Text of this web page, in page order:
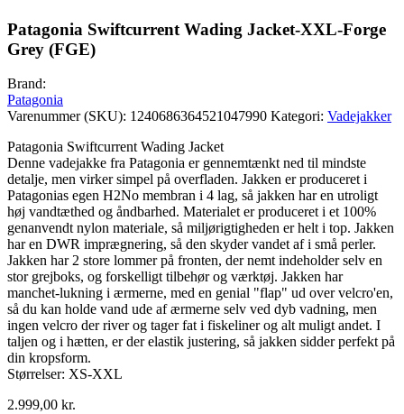
Patagonia Swiftcurrent Wading Jacket-XXL-Forge
Grey (FGE)
Brand:
Patagonia
Varenummer (SKU): 1240686364521047990 Kategori: Vadejakker
Patagonia Swiftcurrent Wading Jacket
Denne vadejakke fra Patagonia er gennemtænkt ned til mindste
detalje, men virker simpel på overfladen. Jakken er produceret i
Patagonias egen H2No membran i 4 lag, så jakken har en utroligt
høj vandtæthed og åndbarhed. Materialet er produceret i et 100%
genanvendt nylon materiale, så miljørigtigheden er helt i top. Jakken
har en DWR imprægnering, så den skyder vandet af i små perler.
Jakken har 2 store lommer på fronten, der nemt indeholder selv en
stor grejboks, og forskelligt tilbehør og værktøj. Jakken har
manchet-lukning i ærmerne, med en genial "flap" ud over velcro'en,
så du kan holde vand ude af ærmerne selv ved dyb vadning, men
ingen velcro der river og tager fat i fiskeliner og alt muligt andet. I
taljen og i hætten, er der elastik justering, så jakken sidder perfekt på
din kropsform.
Størrelser: XS-XXL
2.999,00 kr.